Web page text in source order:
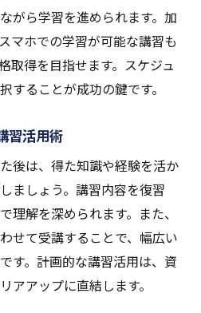
がら学習を進められます。加
マホでの学習が可能な講習も
取得を目指せます。スケジュ
することが成功の鍵です。
習活用術
後は、得た知識や経験を活か
ましょう。講習内容を復習
理解を深められます。また、
せて受講することで、幅広い
す。計画的な講習活用は、資
アアップに直結します。